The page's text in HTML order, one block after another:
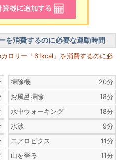
を消費するのに必要な運動時間
ロリー「61kcal」を消費するのに必
掃除機
20分
お風呂掃除
18分
水中ウォーキング
18分
水泳
9分
エアロビクス
11分
山を登る
11分